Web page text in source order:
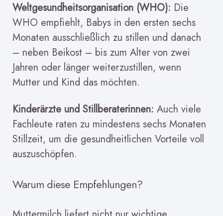
Weltgesundheitsorganisation (WHO): Die
WHO empfiehlt, Babys in den ersten sechs
Monaten ausschließlich zu stillen und danach
– neben Beikost – bis zum Alter von zwei
Jahren oder länger weiterzustillen, wenn
Mutter und Kind das möchten.
Kinderärzte und Stillberaterinnen: Auch viele
Fachleute raten zu mindestens sechs Monaten
Stillzeit, um die gesundheitlichen Vorteile voll
auszuschöpfen.
Warum diese Empfehlungen?